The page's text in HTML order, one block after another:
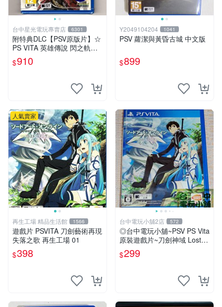
台中星光電玩專賣店 6301
附特典DLC【PSV原版片】☆
PS VITA 英雄傳說 閃之軌跡2
☆中文版全新品【台中星光電
玩】
$910
Y2049104204 1041
PSV 蘿潔與黃昏古城 中文版
$899
人氣賣家
再生工場 精品生活館 1566
遊戲片 PSVITA 刀劍藝術再現
失落之歌 再生工場 01
$398
台中電玩小舖2店 572
◎台中電玩小舖~PSV PS Vita
原裝遊戲片~刀劍神域 Lost S
ong 失落之歌 ~299
$299